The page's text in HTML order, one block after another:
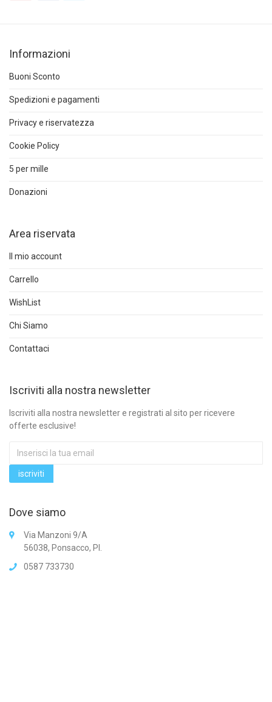
Informazioni
Buoni Sconto
Spedizioni e pagamenti
Privacy e riservatezza
Cookie Policy
5 per mille
Donazioni
Area riservata
Il mio account
Carrello
WishList
Chi Siamo
Contattaci
Iscriviti alla nostra newsletter
Iscriviti alla nostra newsletter e registrati al sito per ricevere
offerte esclusive!
Dove siamo
Via Manzoni 9/A
56038, Ponsacco, PI.
0587 733730